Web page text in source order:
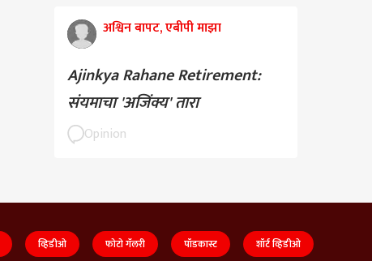
अश्विन बापट, एबीपी माझा
Ajinkya Rahane Retirement:
संयमाचा 'अजिंक्य' तारा
Opinion
व्हिडीओ फोटो गॅलरी पॉडकास्ट शॉर्ट व्हिडीओ